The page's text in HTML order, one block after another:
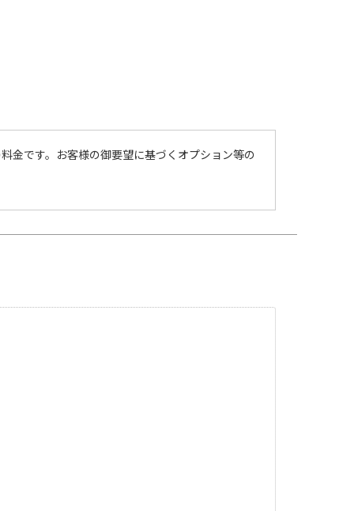
金です。お客様の御要望に基づくオプション等の